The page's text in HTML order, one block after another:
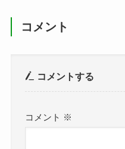
コメント
コメントする
コメント ※